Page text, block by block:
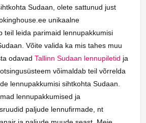
Sudaan, olete sattunud just
unikaalne
teil leida parimaid lennupakkumisi
Võite valida ka mis tahes muu
odavad Tallinn Sudaan lennupiletid ja
võimaldab teil võrrelda
lennupakkumisi sihtkohta Sudaan.
lennupakkumised ja
paljude lennufirmade, nt